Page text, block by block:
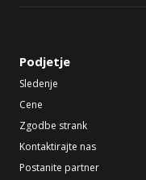
Podjetje
Sledenje
Cene
Zgodbe strank
Kontaktirajte nas
Postanite partner